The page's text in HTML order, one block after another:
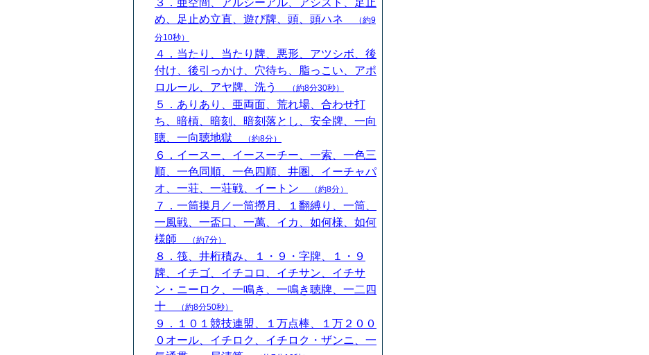
３．亜空間、アルシーアル、アシスト、足止
め、足止め立直、遊び牌、頭、頭ハネ
（約9
分10秒）
４．当たり、当たり牌、悪形、アツシボ、後
付け、後引っかけ、穴待ち、脂っこい、アポ
ロルール、アヤ牌、洗う
（約8分30秒）
５．ありあり、亜両面、荒れ場、合わせ打
ち、暗槓、暗刻、暗刻落とし、安全牌、一向
聴、一向聴地獄
（約8分）
６．イースー、イースーチー、一索、一色三
順、一色同順、一色四順、井圏、イーチャパ
オ、一荘、一荘戦、イートン
（約8分）
７．一筒摸月／一筒撈月、１翻縛り、一筒、
一風戦、一盃口、一萬、イカ、如何様、如何
様師
（約7分）
８．筏、井桁積み、１・９・字牌、１・９
牌、イチゴ、イチコロ、イチサン、イチサ
ン・ニーロク、一鳴き、一鳴き聴牌、一二四
十
（約8分50秒）
９．１０１競技連盟、１万点棒、１万２００
０オール、イチロク、イチロク・ザンニ、一